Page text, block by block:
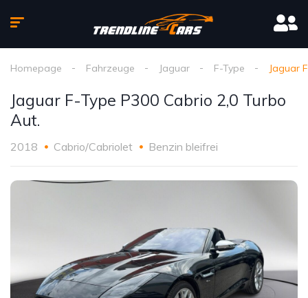
Homepage Fahrzeuge Jaguar F-Type Jaguar
Jaguar F-Type P300 Cabrio 2,0 Turbo
Aut.
2018 Cabrio/Cabriolet Benzin bleifrei